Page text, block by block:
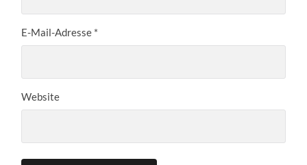
E-Mail-Adresse *
Website